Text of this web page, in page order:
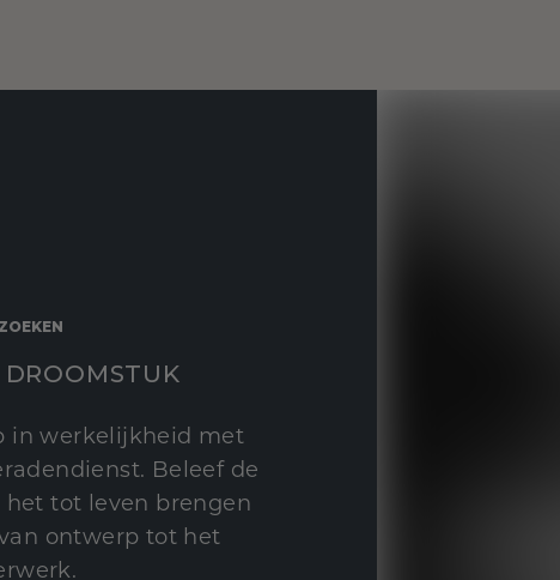
in werkelijkheid met
Beleef de
het tot leven brengen
ontwerp tot het